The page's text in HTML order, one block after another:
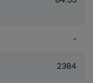
-
2384